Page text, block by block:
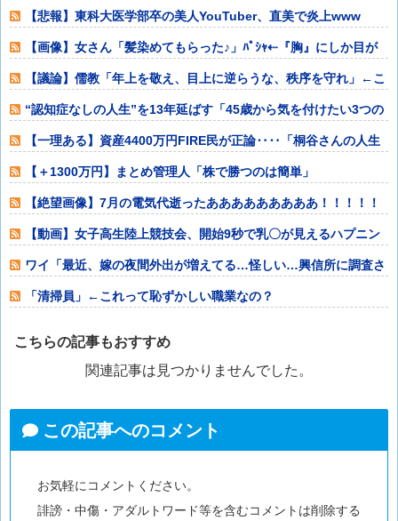
いのだろうか
【悲報】東科大医学部卒の美人YouTuber、直美で炎上www
【画像】女さん「髪染めてもらった♪」ﾊﾟｼｬ⇠『胸』にしか目が
いかないw
【議論】儒教「年上を敬え、目上に逆らうな、秩序を守れ」←こ
れが東アジアに
“認知症なしの人生”を13年延ばす「45歳から気を付けたい3つの
こと」
【一理ある】資産4400万円FIRE民が正論‥‥「桐谷さんの人生
後悔して
【＋1300万円】まとめ管理人「株で勝つのは簡単」
【絶望画像】7月の電気代逝ったあああああああああ！！！！！
【動画】女子高生陸上競技会、開始9秒で乳〇が見えるハプニン
グ⇒！！！！
ワイ「最近、嫁の夜間外出が増えてる…怪しい…興信所に調査さ
せたろ！」興信
「清掃員」←これって恥ずかしい職業なの？
こちらの記事もおすすめ
関連記事は見つかりませんでした。
この記事へのコメント
お気軽にコメントください。
誹謗・中傷・アダルトワード等を含むコメントは削除する